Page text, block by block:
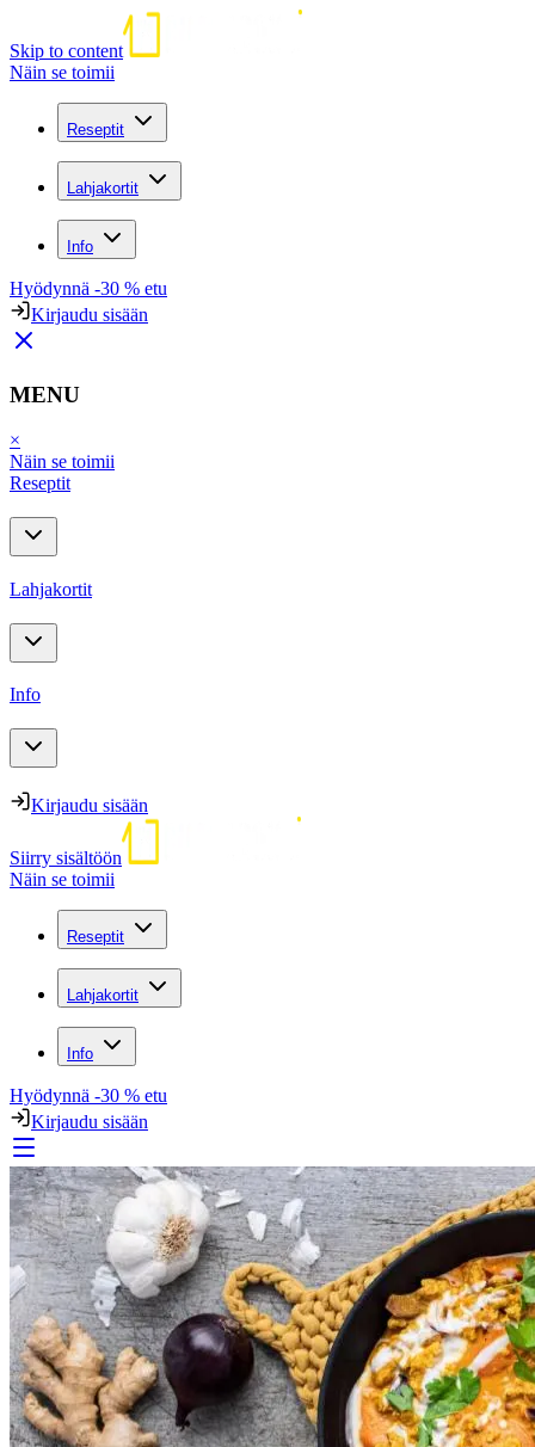
Skip to content
Näin se toimii
Reseptit
Lahjakortit
Info
Hyödynnä -30 % etu
Kirjaudu sisään
MENU
×
Näin se toimii
Reseptit
Lahjakortit
Info
Kirjaudu sisään
Siirry sisältöön
Näin se toimii
Reseptit
Lahjakortit
Info
Hyödynnä -30 % etu
Kirjaudu sisään